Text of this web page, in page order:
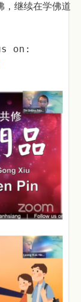
，继续在学佛道
on: